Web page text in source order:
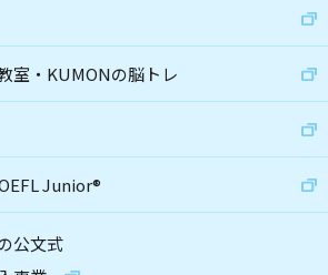
室・KUMONの脳トレ
Junior®
公文式